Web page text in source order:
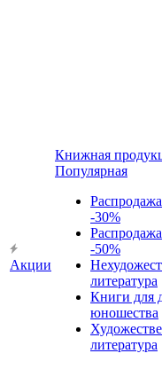
Акции
Книжная
Популярная
-30%
-50%
литература
Книги для
юношества
литература